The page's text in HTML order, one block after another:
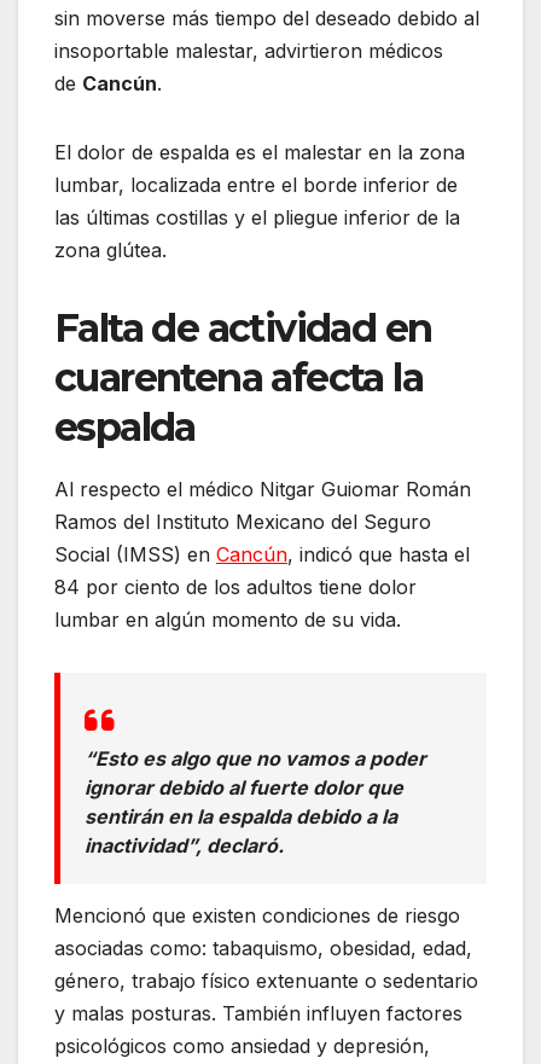
sin moverse más tiempo del deseado debido al
insoportable malestar, advirtieron médicos
de Cancún.
El dolor de espalda es el malestar en la zona
lumbar, localizada entre el borde inferior de
las últimas costillas y el pliegue inferior de la
zona glútea.
Falta de actividad en
cuarentena afecta la
espalda
Al respecto el médico Nitgar Guiomar Román
Ramos del Instituto Mexicano del Seguro
Social (IMSS) en Cancún, indicó que hasta el
84 por ciento de los adultos tiene dolor
lumbar en algún momento de su vida.
“Esto es algo que no vamos a poder
ignorar debido al fuerte dolor que
sentirán en la espalda debido a la
inactividad”, declaró.
Mencionó que existen condiciones de riesgo
asociadas como: tabaquismo, obesidad, edad,
género, trabajo físico extenuante o sedentario
y malas posturas. También influyen factores
psicológicos como ansiedad y depresión,